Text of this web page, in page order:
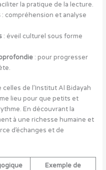
la pratique de la lecture.
: compréhension et analyse
: éveil culturel sous forme
: pour progresser
de l’Institut Al Bidayah
lieu pour que petits et
En découvrant la
à une richesse humaine et
d’échanges et de
Exemple de